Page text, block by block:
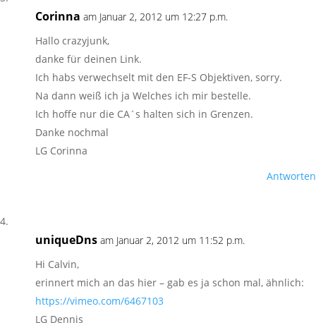
Corinna am Januar 2, 2012 um 12:27 p.m.
Hallo crazyjunk,
danke für deinen Link.
Ich habs verwechselt mit den EF-S Objektiven, sorry.
Na dann weiß ich ja Welches ich mir bestelle.
Ich hoffe nur die CA´s halten sich in Grenzen.
Danke nochmal
LG Corinna
Antworten
uniqueDns am Januar 2, 2012 um 11:52 p.m.
Hi Calvin,
erinnert mich an das hier – gab es ja schon mal, ähnlich:
https://vimeo.com/6467103
LG Dennis